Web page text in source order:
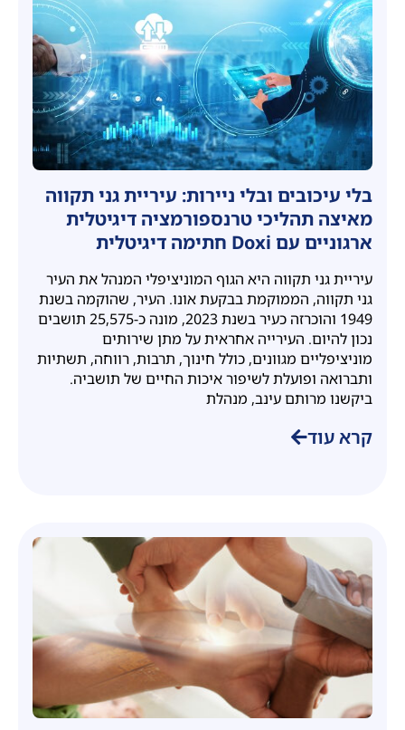
בלי עיכובים ובלי ניירות: עיריית גני תקווה
מאיצה תהליכי טרנספורמציה דיגיטלית
ארגוניים עם Doxi חתימה דיגיטלית
עיריית גני תקווה היא הגוף המוניציפלי המנהל את העיר
גני תקווה, הממוקמת בבקעת אונו. העיר, שהוקמה בשנת
1949 והוכרזה כעיר בשנת 2023, מונה כ-25,575 תושבים
נכון להיום. העירייה אחראית על מתן שירותים
מוניציפליים מגוונים, כולל חינוך, תרבות, רווחה, תשתיות
ותברואה ופועלת לשיפור איכות החיים של תושביה.
ביקשנו מרותם עינב, מנהלת
קרא עוד